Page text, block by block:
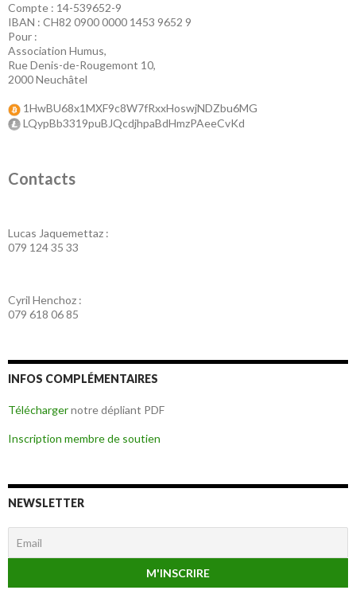
Compte : 14-539652-9
IBAN : CH82 0900 0000 1453 9652 9
Pour :
Association Humus,
Rue Denis-de-Rougemont 10,
2000 Neuchâtel
1HwBU68x1MXF9c8W7fRxxHoswjNDZbu6MG
LQypBb3319puBJQcdjhpaBdHmzPAeeCvKd
Contacts
Lucas Jaquemettaz :
079 124 35 33
Cyril Henchoz :
079 618 06 85
INFOS COMPLÉMENTAIRES
Téléchargernotre dépliant PDF
Inscription membre de soutien
NEWSLETTER